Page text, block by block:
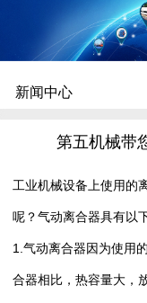
新闻中心
第五机械带
工业机械设备上使用的
呢？气动离合器具有以
1.气动离合器因为使用
合器相比，热容量大，